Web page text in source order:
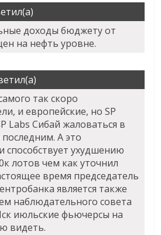
доходы бюджету от
на нефть уровне.
так скоро
и европейские, но SP
Labs Сибай жаловаться в
А это
способствует ухудшению
лотов чем как уточнил
время председатель
является также
наблюдательного совета
июльские фьючерсы на
видеть.